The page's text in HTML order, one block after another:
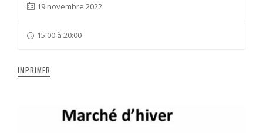
19 novembre 2022
15:00 à 20:00
IMPRIMER